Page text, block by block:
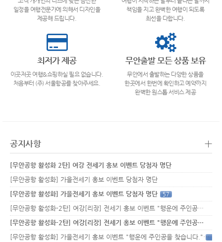
일정을 여행전문가에 의해서 디자인을
제공해 드립니다.
책임을 지고 완벽한 여행이 되도록
최선을 다합니다.
최저가 제공
이곳저곳 여행&쇼핑하실 필요 없습니다.
처음부터 (주) 서울항공를 찾아주세요.
무안출발 모든 상품 보유
무안에서 출발하는 다양한 상품을
한곳에서 한번에 확인하고 예약까지
완벽한 원스톱 서비스 제공
공지사항 +
[무안공항 활성화 2탄] 여강 전세기 홍보 이벤트 당첨자 명단
[무안공항 활성화] 가을전세기 홍보 이벤트 당첨자 명단
[무안공항 활성화] 가을전세기 홍보 이벤트 당첨자 명단
57
[무안공항 활성화-2탄] 여강[리장] 전세기 홍보 이벤트 "행운에 주인공…
[무안공항 활성화-2탄] 여강[리장] 전세기 홍보 이벤트 "행운에 주인공…
[무안공항 활성화] 가을전세기 홍보 이벤트 "행운에 주인공을 찾습니다."33